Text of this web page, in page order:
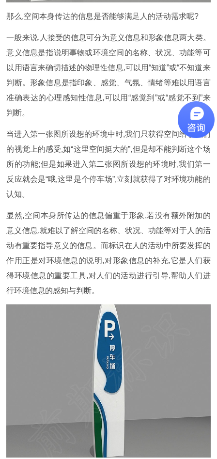
那么,空间本身传达的信息是否能够满足人的活动需求呢?
一般来说,人接受的信息可分为意义信息和形象信息两大类。
意义信息是指说明事物或环境空间的名称、状况、功能等可
以用语言来确切描述的物理性信息,可以用“知道”或“不知道来
判断。形象信息是指印象、感觉、气氛、情绪等难以用语言
准确表达的心理感知性信息,可以用“感觉到”或“感觉不到”来
判断。
当进入第一张图所设想的环境中时,我们只获得空间给予我们
的视觉上的感受,如“这里空间挺大的”,但是却不能判断这个场
所的功能;但是如果进入第二张图所设想的环境时,我们第一
反应就会是“哦,这里是个停车场”,立刻就获得了对环境功能的
认知。
显然,空间本身所传达的信息偏重于形象,若没有额外附加的
意义信息,就难以了解空间的名称、状况、功能等对于人的活
动有重要指导意义的信息。而标识在人的活动中所要发挥的
作用正是对环境信息的说明,对形象信息的补充,它是人们获
得环境信息的重要工具,对人们的活动进行引导,帮助人们进
行环境信息的感知与判断。